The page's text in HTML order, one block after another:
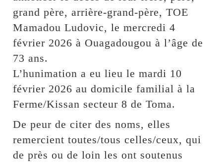
grand père, arrière-grand-père, TOE
Mamadou Ludovic, le mercredi 4
février 2026 à Ouagadougou à l’âge de
73 ans.
L’hunimation a eu lieu le mardi 10
février 2026 au domicile familial à la
Ferme/Kissan secteur 8 de Toma.
De peur de citer des noms, elles
remercient toutes/tous celles/ceux, qui
de près ou de loin les ont soutenus